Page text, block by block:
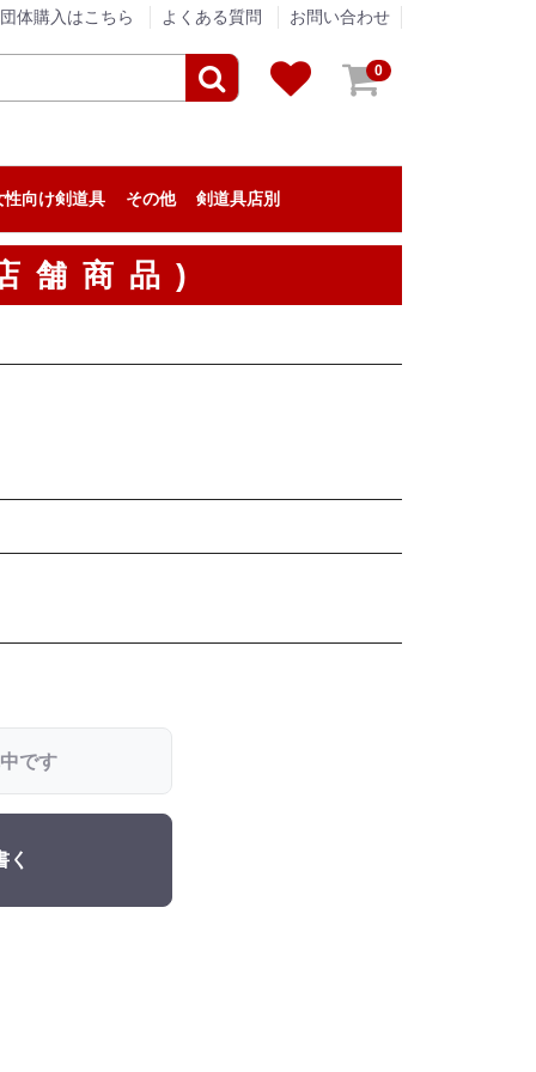
団体購入はこちら よくある質問 お問い合わせ
0
性向け剣道具 その他
剣道具のメンテナンス
アパレル
贈答品
垂ネーム（垂名札）
剣道の小物
剣道具店別
舗商品)
です
く